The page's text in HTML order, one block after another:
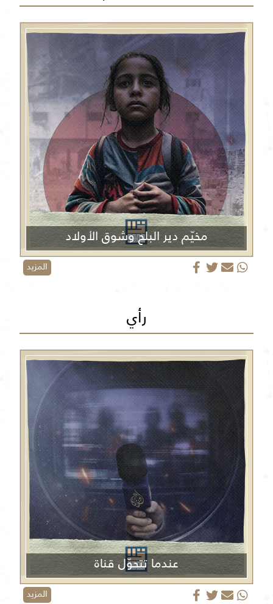
مخيّم دير البلح وشوق الأولاد
المزيد
رأي
عندما تتحوّل قناة
الجزيرة من منبر إعلامي إلى منصة دعائية
المزيد